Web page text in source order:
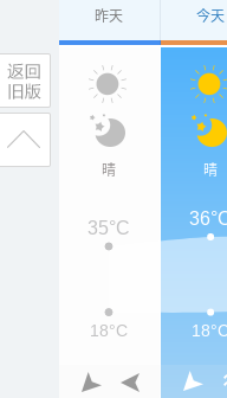
昨天 今天
晴 晴
35°C
18°C